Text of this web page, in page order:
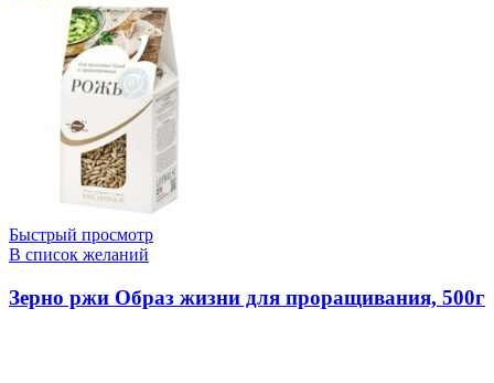
Быстрый просмотр
В список желаний
Зерно ржи Образ жизни для проращивания, 500г